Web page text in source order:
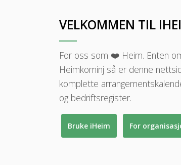
VELKOMMEN TIL
For oss som ❤️ Heim. Enten
Heimkominj så er denne
komplette
og bedriftsregister.
Bruke iHeim For